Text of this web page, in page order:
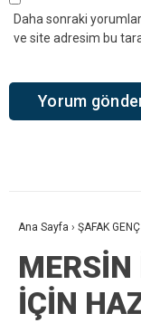
Daha sonraki
ve site adresim bu
Ana Sayfa › ŞAFAK GENÇ
MERSİN
İÇİN